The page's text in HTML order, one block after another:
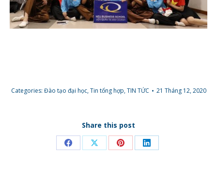
Categories: Đào tạo đại học,Tin tổng hợp,TIN TỨC 21 Tháng 12, 2020
Share this post
Share Share Share Share